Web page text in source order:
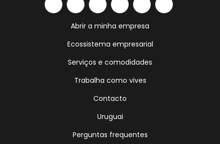
Abrir a minha empresa
Ecossistema empresarial
Serviços e comodidades
Trabalha como vives
Contacto
Uruguai
Perguntas frequentes